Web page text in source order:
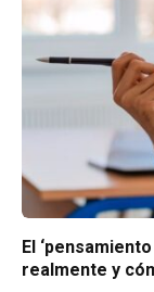
El
realmente y